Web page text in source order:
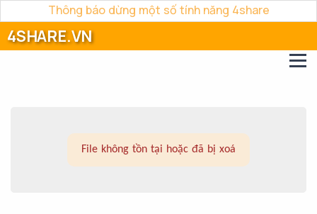
Thông báo dừng một số tính năng 4share
4SHARE.VN
File không tồn tại hoặc đã bị xoá